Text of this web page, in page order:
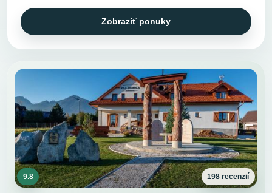
Zobraziť ponuky
9.8 198 recenzií